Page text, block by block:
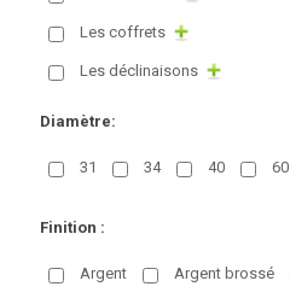
Les coffrets
Les déclinaisons
Diamètre:
31 34 40 60
Finition :
Argent Argent brossé